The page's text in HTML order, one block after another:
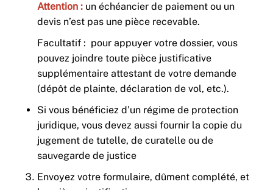
Attention : un échéancier de paiement ou un
devis n’est pas une pièce recevable.
Facultatif : pour appuyer votre dossier, vous
pouvez joindre toute pièce justificative
supplémentaire attestant de votre demande
(dépôt de plainte, déclaration de vol, etc.).
Si vous bénéficiez d’un régime de protection
juridique, vous devez aussi fournir la copie du
jugement de tutelle, de curatelle ou de
sauvegarde de justice
Envoyez votre formulaire, dûment complété, et